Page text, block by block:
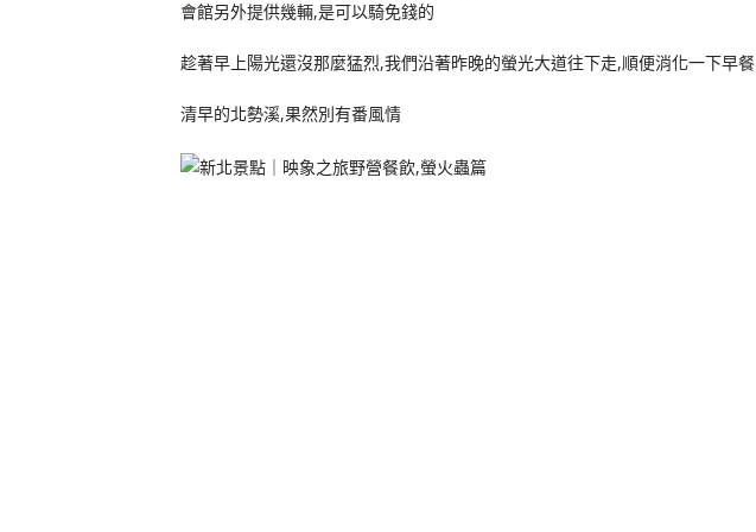
會館另外提供幾輛,是可以騎免錢的
趁著早上陽光還沒那麼猛烈,我們沿著昨晚的螢光大道往下走,順便消化一下早餐
清早的北勢溪,果然別有番風情